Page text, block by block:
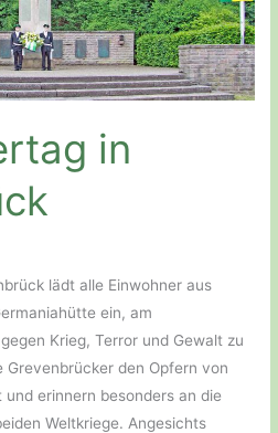
in
lädt alle Einwohner aus
ein, am
Krieg, Terror und Gewalt zu
Grevenbrücker den Opfern von
erinnern besonders an die
Weltkriege. Angesichts